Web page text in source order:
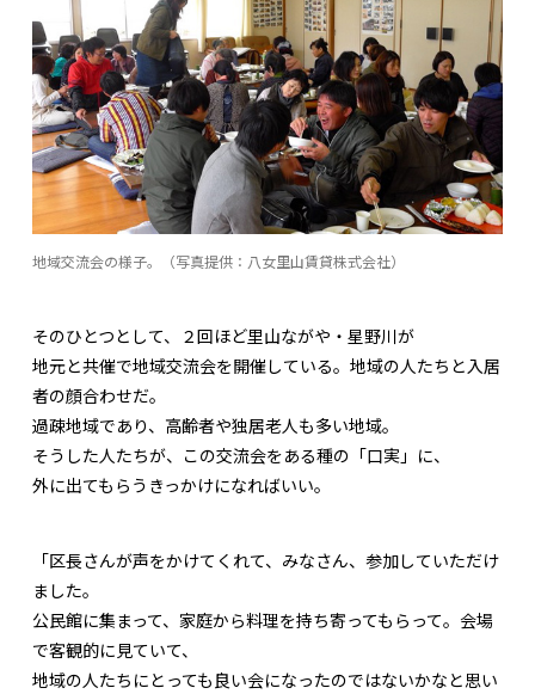
地域交流会の様子。（写真提供：八女里山賃貸株式会社）
そのひとつとして、２回ほど里山ながや・星野川が
地元と共催で地域交流会を開催している。地域の人たちと入居
者の顔合わせだ。
過疎地域であり、高齢者や独居老人も多い地域。
そうした人たちが、この交流会をある種の「口実」に、
外に出てもらうきっかけになればいい。
「区長さんが声をかけてくれて、みなさん、参加していただけ
ました。
公民館に集まって、家庭から料理を持ち寄ってもらって。会場
で客観的に見ていて、
地域の人たちにとっても良い会になったのではないかなと思い